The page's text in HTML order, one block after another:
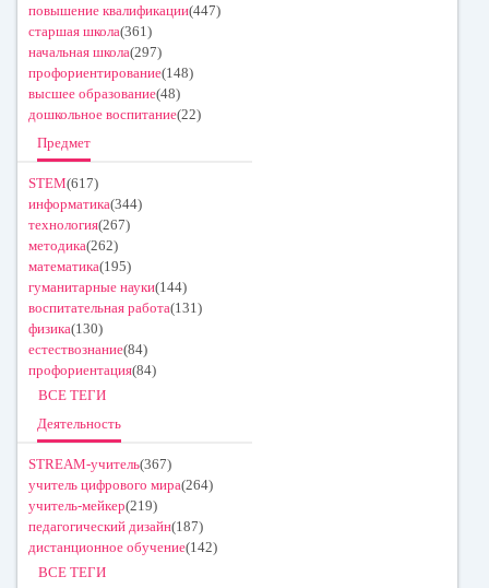
повышение квалификации(447)
старшая школа(361)
начальная школа(297)
профориентирование(148)
высшее образование(48)
дошкольное воспитание(22)
Предмет
STEM(617)
информатика(344)
технология(267)
методика(262)
математика(195)
гуманитарные науки(144)
воспитательная работа(131)
физика(130)
естествознание(84)
профориентация(84)
ВСЕ ТЕГИ
Деятельность
STREAM-учитель(367)
учитель цифрового мира(264)
учитель-мейкер(219)
педагогический дизайн(187)
дистанционное обучение(142)
ВСЕ ТЕГИ